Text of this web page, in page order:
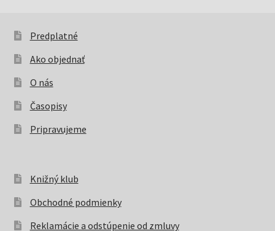
Predplatné
Ako objednať
O nás
Časopisy
Pripravujeme
Knižný klub
Obchodné podmienky
Reklamácie a odstúpenie od zmluvy